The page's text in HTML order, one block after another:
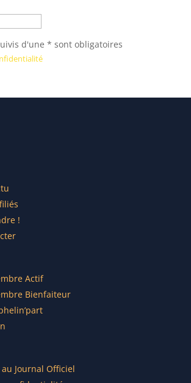
d'une * sont obligatoires
!
Actif
Bienfaiteur
Journal Officiel